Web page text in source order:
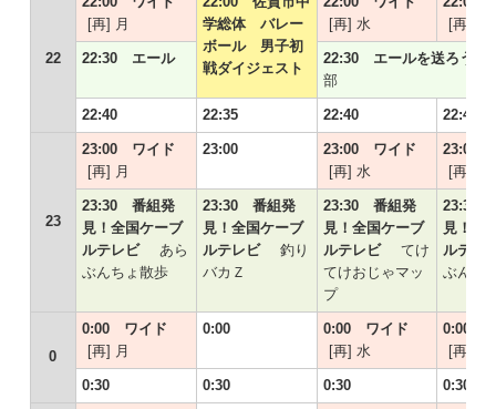
22
[再] 月
学総体 バレー
ボール 男子初
戦ダイジェスト
[再] 水
[再] 木
22:30 エール
22:30 エールを送ろう
部
22:40 22:35 22:40 22:40
23
23:00 ワイド
[再] 月
23:00
23:00 ワイド
[再] 水
23:00
[再] 木
23:30 番組発
見！全国ケーブ
ルテレビ
あら
ぶんちょ散歩
23:30 番組発
見！全国ケーブ
ルテレビ
釣り
バカＺ
23:30 番組発
見！全国ケーブ
ルテレビ
てけ
てけおじゃマッ
プ
23:30
見！全
ルテ
ぶんち
0
0:00 ワイド
[再] 月
0:00
0:00 ワイド
[再] 水
0:00
[再] 木
0:30 0:30 0:30 0:30